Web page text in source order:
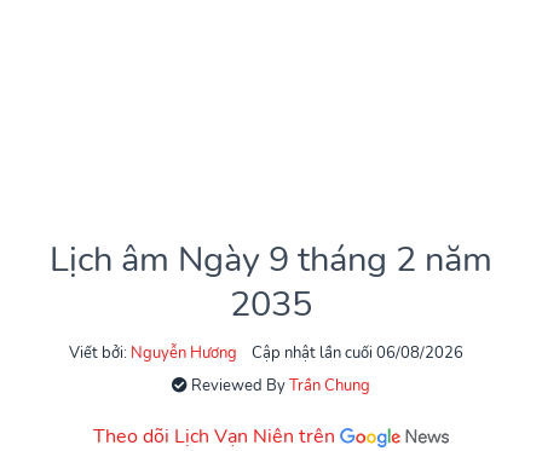
Lịch âm Ngày 9 tháng 2 năm
2035
Viết bởi: Nguyễn Hương
Cập nhật lần cuối 06/08/2026
Reviewed ByTrần Chung
Theo dõi Lịch Vạn Niên trên